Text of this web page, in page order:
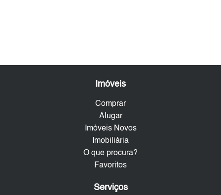
Imóveis
Comprar
Alugar
Imóveis Novos
Imobiliária
O que procura?
Favoritos
Serviços